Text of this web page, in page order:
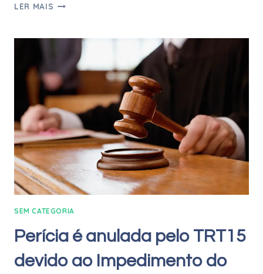
LER MAIS
SEM CATEGORIA
Perícia é anulada pelo TRT15
devido ao Impedimento do